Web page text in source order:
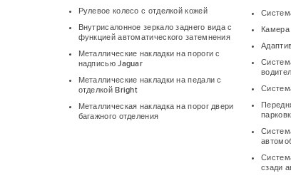
Рулевое колесо с отделкой кожей
Внутрисалонное зеркало заднего вида с
функцией автоматического затемнения
Металлические накладки на пороги с
надписью Jaguar
Металлические накладки на педали с
отделкой Bright
Металлическая накладка на порог двери
багажного отделения
Камера
сзади